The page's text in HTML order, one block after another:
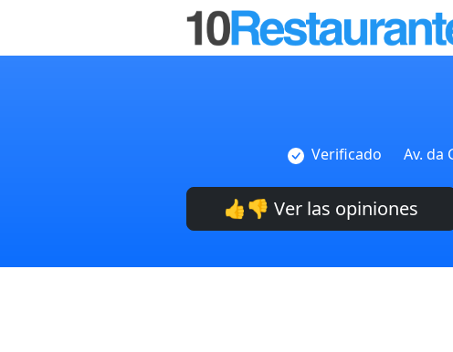
Verificado Av. da
👍👎 Ver las opiniones